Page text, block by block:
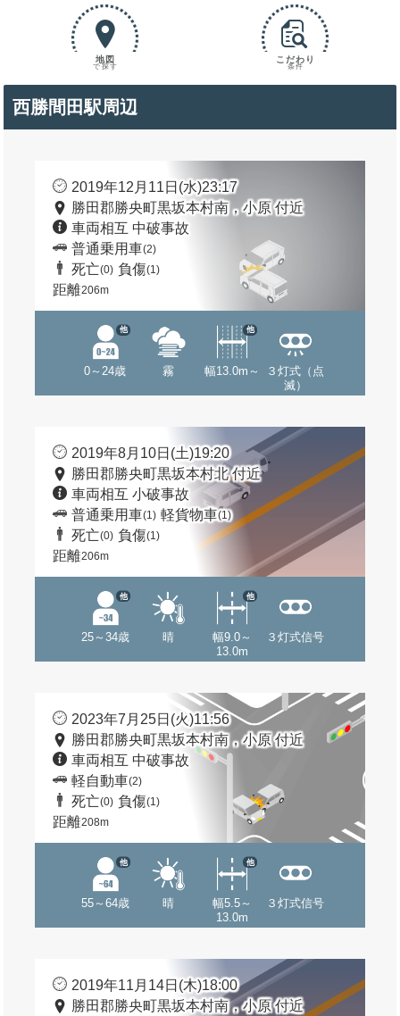
地図
で探す
こだわり
条件
西勝間田駅周辺
2019年12月11日(水)23:17
勝田郡勝央町黒坂本村南，小原 付近
車両相互 中破事故
普通乗用車(2)
死亡(0) 負傷(1)
距離206m
0～24歳
他
霧 幅13.0m～
他
３灯式（点
滅）
2019年8月10日(土)19:20
勝田郡勝央町黒坂本村北 付近
車両相互 小破事故
普通乗用車(1) 軽貨物車(1)
死亡(0) 負傷(1)
距離206m
25～34歳
他
晴
幅9.0～
13.0m
他
３灯式信号
2023年7月25日(火)11:56
勝田郡勝央町黒坂本村南，小原 付近
車両相互 中破事故
軽自動車(2)
死亡(0) 負傷(1)
距離208m
55～64歳
他
晴
幅5.5～
13.0m
他
３灯式信号
2019年11月14日(木)18:00
勝田郡勝央町黒坂本村南，小原 付近